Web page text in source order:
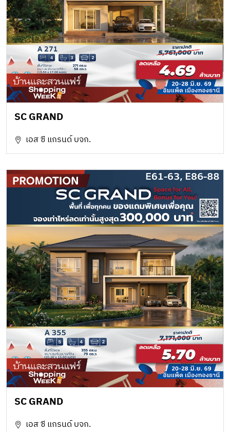
SC GRAND
เอส ซี แกรนด์ บจก.
SC GRAND
เอส ซี แกรนด์ บจก.